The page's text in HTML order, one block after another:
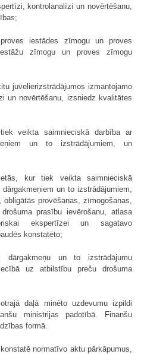
kontrolanalīzi un novērtēšanu,
iestādes zīmogu un proves
zīmogu un proves zīmogu
juvelierizstrādājumos izmantojamo
un novērtēšanu, izsniedz kvalitātes
veikta saimnieciskā darbība ar
un to izstrādājumiem, un
kur tiek veikta saimnieciskā
un to izstrādājumiem,
provēšanas, zīmogošanas,
prasību ievērošanu, atlasa
ekspertīzei un sagatavo
konstatēto;
dārgakmeņu un to izstrādājumu
uz atbilstību preču drošuma
daļā minēto uzdevumu izpildi
ministrijas padotībā. Finanšu
formā.
normatīvo aktu pārkāpumus,